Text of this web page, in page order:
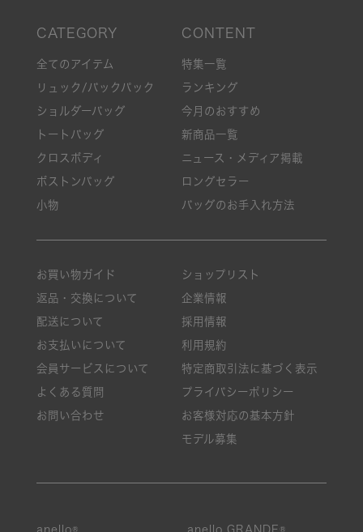
全てのアイテム
リュック/バックパック
ショルダーバッグ
トートバッグ
クロスボディ
ボストンバッグ
小物
特集一覧
ランキング
今月のおすすめ
新商品一覧
ニュース・メディア掲載
ロングセラー
バッグのお手入れ方法
お買い物ガイド
返品・交換について
配送について
お支払いについて
会員サービスについて
よくある質問
お問い合わせ
ショップリスト
企業情報
採用情報
利用規約
特定商取引法に基づく表示
プライバシーポリシー
お客様対応の基本方針
モデル募集
anello® anello GRANDE®